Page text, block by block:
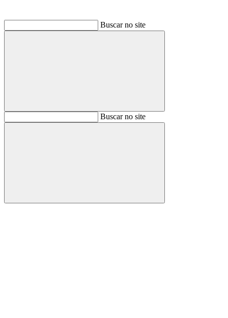
Buscar no site
BuscarBuscar no site
Buscar